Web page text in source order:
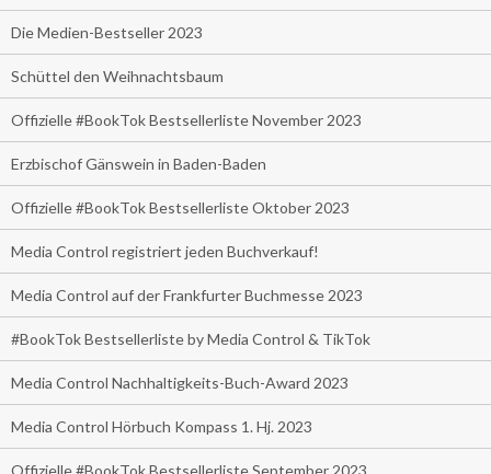
Die Medien-Bestseller 2023
Schüttel den Weihnachtsbaum
Offizielle #BookTok Bestsellerliste November 2023
Erzbischof Gänswein in Baden-Baden
Offizielle #BookTok Bestsellerliste Oktober 2023
Media Control registriert jeden Buchverkauf!
Media Control auf der Frankfurter Buchmesse 2023
#BookTok Bestsellerliste by Media Control & TikTok
Media Control Nachhaltigkeits-Buch-Award 2023
Media Control Hörbuch Kompass 1. Hj. 2023